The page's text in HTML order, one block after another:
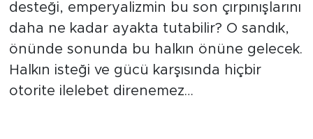
desteği, emperyalizmin bu son çırpınışlarını
daha ne kadar ayakta tutabilir? O sandık,
önünde sonunda bu halkın önüne gelecek.
Halkın isteği ve gücü karşısında hiçbir
otorite ilelebet direnemez…